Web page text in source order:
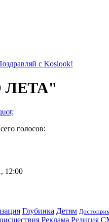
голосов:
12:00
Глубинка Детям
Реклама Религия